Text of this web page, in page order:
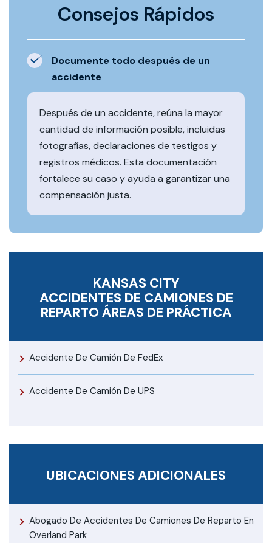
Consejos Rápidos
Documente todo después de un
accidente
Después de un accidente, reúna la mayor
cantidad de información posible, incluidas
fotografías, declaraciones de testigos y
registros médicos. Esta documentación
fortalece su caso y ayuda a garantizar una
compensación justa.
KANSAS CITY
ACCIDENTES DE CAMIONES DE
REPARTOÁREAS DE PRÁCTICA
Accidente De Camión De FedEx
Accidente De Camión De UPS
UBICACIONES ADICIONALES
Abogado De Accidentes De Camiones De Reparto En
Overland Park